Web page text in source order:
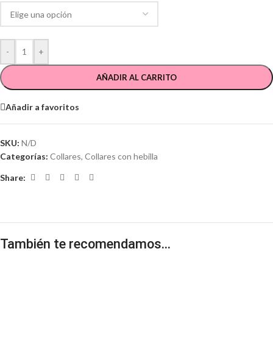
- +
AÑADIR AL CARRITO
Añadir a favoritos
SKU: N/D
Categorías: Collares, Collares con hebilla
Share:
También te recomendamos…